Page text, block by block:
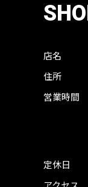
店名
住所
営業時間
定休日